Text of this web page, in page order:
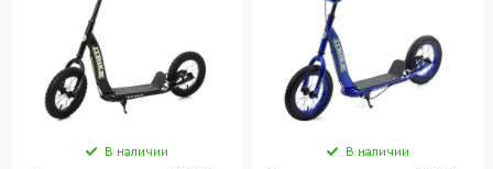
В наличии В наличии